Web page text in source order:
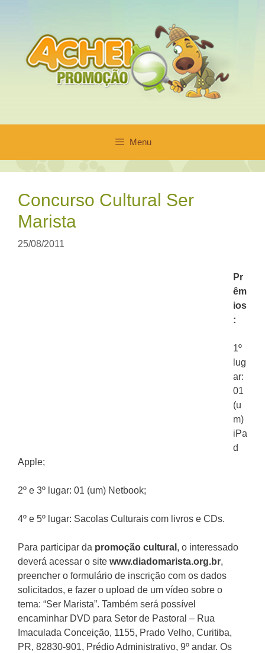
conteúdo
Menu
Concurso Cultural Ser
Marista
25/08/2011
Pr
êm
ios
:
1º
lug
ar:
01
(u
m)
iPa
d
Apple;
2º e 3º lugar: 01 (um) Netbook;
4º e 5º lugar: Sacolas Culturais com livros e CDs.
Para participar da promoção cultural , o interessado
deverá acessar o site www.diadomarista.org.br,
preencher o formulário de inscrição com os dados
solicitados, e fazer o upload de um vídeo sobre o
tema: “Ser Marista”. Também será possível
encaminhar DVD para Setor de Pastoral – Rua
Imaculada Conceição, 1155, Prado Velho, Curitiba,
PR, 82830-901, Prédio Administrativo, 9º andar. Os